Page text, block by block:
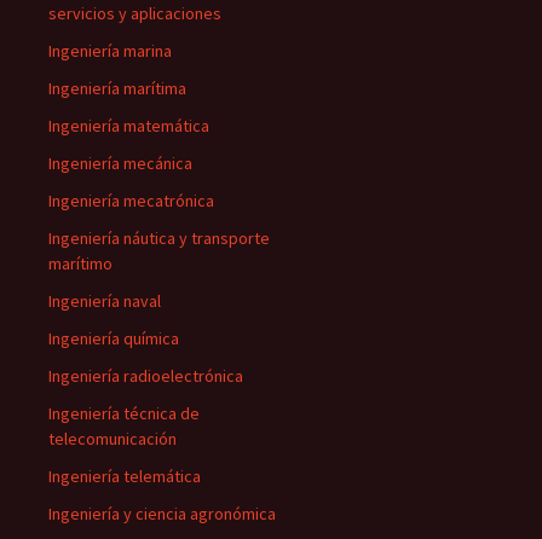
servicios y aplicaciones
Ingeniería marina
Ingeniería marítima
Ingeniería matemática
Ingeniería mecánica
Ingeniería mecatrónica
Ingeniería náutica y transporte
marítimo
Ingeniería naval
Ingeniería química
Ingeniería radioelectrónica
Ingeniería técnica de
telecomunicación
Ingeniería telemática
Ingeniería y ciencia agronómica